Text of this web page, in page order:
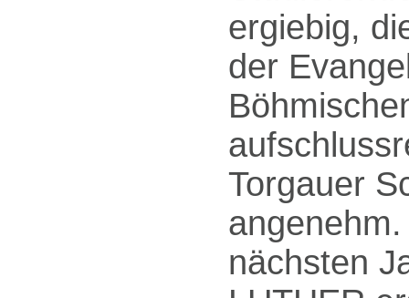
ergiebig,
der
Torgauer
nächsten